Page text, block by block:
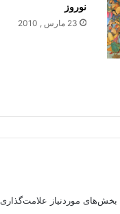
نوروز
23 مارس , 2010
بخش‌های موردنیاز